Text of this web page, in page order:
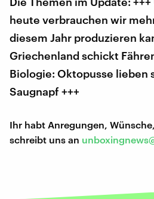
heute verbrauchen wir
diesem Jahr produzieren
Griechenland schickt
Biologie: Oktopusse lieben
Saugnapf +++
Ihr habt Anregungen,
schreibt uns an